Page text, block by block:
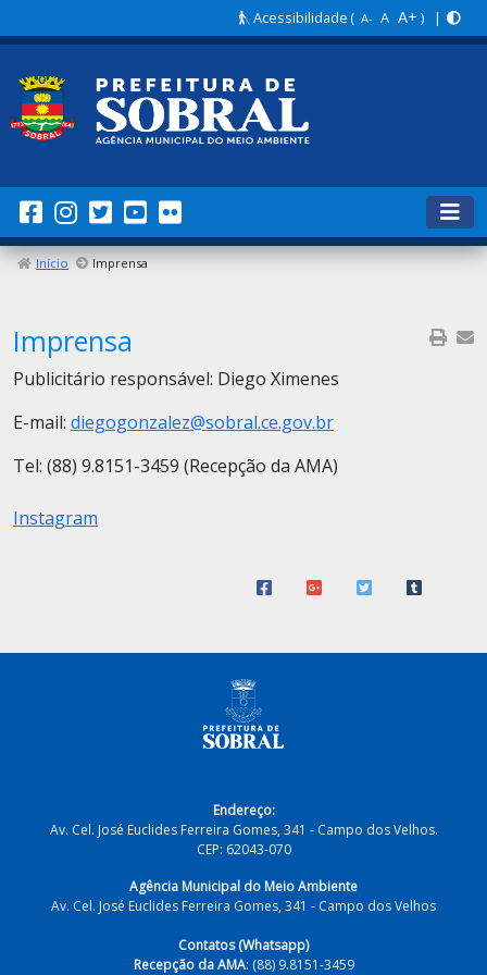
Acessibilidade( A- A A+ ) |
Início Imprensa
Imprensa
Publicitário responsável: Diego Ximenes
E-mail: diegogonzalez@sobral.ce.gov.br
Tel: (88) 9.8151-3459 (Recepção da AMA)
Instagram
Endereço:
Av. Cel. José Euclides Ferreira Gomes, 341 - Campo dos Velhos.
CEP: 62043-070
Agência Municipal do Meio Ambiente
Av. Cel. José Euclides Ferreira Gomes, 341 - Campo dos Velhos
Contatos (Whatsapp)
Recepção da AMA: (88) 9.8151-3459